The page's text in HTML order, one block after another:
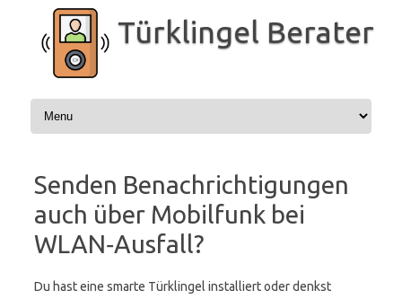
springen
Türklingel Berater
Senden Benachrichtigungen
auch über Mobilfunk bei
WLAN‑Ausfall?
Du hast eine smarte Türklingel installiert oder denkst